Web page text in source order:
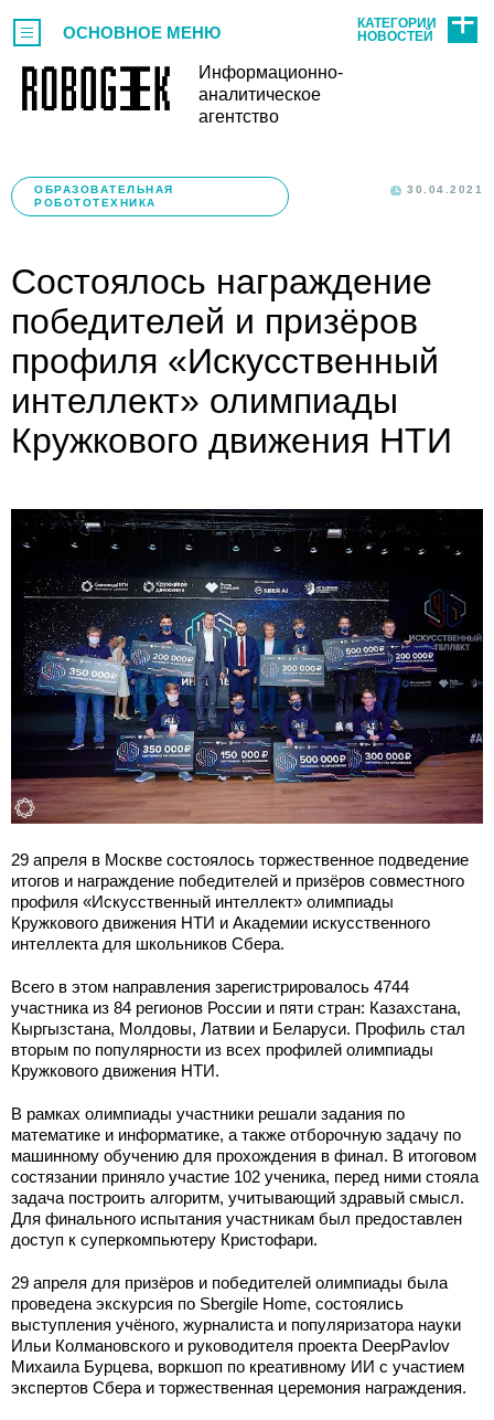
Информационно-
аналитическое
агентство
ОСНОВНОЕ МЕНЮ
КАТЕГОРИИ
НОВОСТЕЙ
ОБРАЗОВАТЕЛЬНАЯ
РОБОТОТЕХНИКА
30.04.2021
Состоялось награждение
победителей и призёров
профиля «Искусственный
интеллект» олимпиады
Кружкового движения НТИ
29 апреля в Москве состоялось торжественное подведение
итогов и награждение победителей и призёров совместного
профиля «Искусственный интеллект» олимпиады
Кружкового движения НТИ и Академии искусственного
интеллекта для школьников Сбера.
Всего в этом направления зарегистрировалось 4744
участника из 84 регионов России и пяти стран: Казахстана,
Кыргызстана, Молдовы, Латвии и Беларуси. Профиль стал
вторым по популярности из всех профилей олимпиады
Кружкового движения НТИ.
В рамках олимпиады участники решали задания по
математике и информатике, а также отборочную задачу по
машинному обучению для прохождения в финал. В итоговом
состязании приняло участие 102 ученика, перед ними стояла
задача построить алгоритм, учитывающий здравый смысл.
Для финального испытания участникам был предоставлен
доступ к суперкомпьютеру Кристофари.
29 апреля для призёров и победителей олимпиады была
проведена экскурсия по Sbergile Home, состоялись
выступления учёного, журналиста и популяризатора науки
Ильи Колмановского и руководителя проекта DeepPavlov
Михаила Бурцева, воркшоп по креативному ИИ с участием
экспертов Сбера и торжественная церемония награждения.